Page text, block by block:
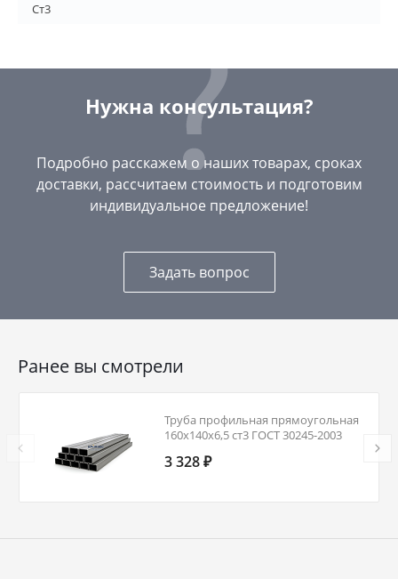
Ст3
Нужна консультация?
Подробно расскажем о наших товарах, сроках
доставки, рассчитаем стоимость и подготовим
индивидуальное предложение!
Задать вопрос
Ранее вы смотрели
Труба профильная прямоугольная
160х140х6,5 ст3 ГОСТ 30245-2003
3 328 ₽